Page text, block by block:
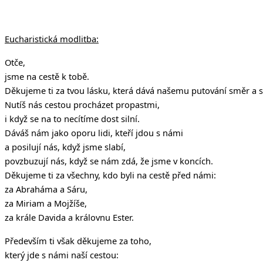
Eucharistická modlitba:
Otče,
jsme na cestě k tobě.
Děkujeme ti za tvou lásku, která dává našemu putování směr a
Nutíš nás cestou procházet propastmi,
i když se na to necítíme dost silní.
Dáváš nám jako oporu lidi, kteří jdou s námi
a posilují nás, když jsme slabí,
povzbuzují nás, když se nám zdá, že jsme v koncích.
Děkujeme ti za všechny, kdo byli na cestě před námi:
za Abraháma a Sáru,
za Miriam a Mojžíše,
za krále Davida a královnu Ester.
Především ti však děkujeme za toho,
který jde s námi naší cestou: